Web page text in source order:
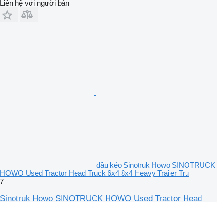
Liên hệ với người bán
đầu kéo Sinotruk Howo SINOTRUCK
HOWO Used Tractor Head Truck 6x4 8x4 Heavy Trailer Tru
7
Sinotruk Howo SINOTRUCK HOWO Used Tractor Head